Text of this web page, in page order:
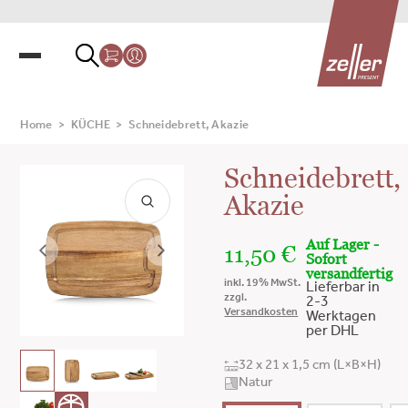
Home > KÜCHE > Schneidebrett, Akazie
Schneidebrett,
Akazie
11,50€
inkl. 19% MwSt.
zzgl.
Versandkosten
Auf Lager -
Sofort
versandfertig
Lieferbar in
2-3
Werktagen
per DHL
32 x 21 x 1,5 cm (L×B×H)
Natur